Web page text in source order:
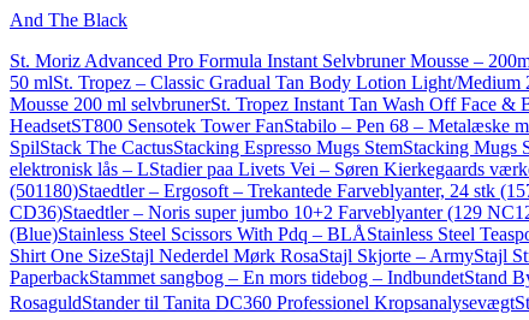
And The Black
St. Moriz Advanced Pro Formula Instant Selvbruner Mousse –
50 mlSt. Tropez – Classic Gradual Tan Body Lotion Light/Medium
Mousse 200 ml selvbrunerSt. Tropez Instant Tan Wash Off Face &
HeadsetST800 Sensotek Tower FanStabilo – Pen 68 – Metalæske
SpilStack The CactusStacking Espresso Mugs StemStacking Mugs
elektronisk lås – LStadier paa Livets Vei – Søren Kierkegaards
(501180)Staedtler – Ergosoft – Trekantede Farveblyanter, 24 stk
CD36)Staedtler – Noris super jumbo 10+2 Farveblyanter (129
(Blue)Stainless Steel Scissors With Pdq – BLÅStainless Steel
Shirt One SizeStajl Nederdel Mørk RosaStajl Skjorte – ArmyStajl
PaperbackStammet sangbog – En mors tidebog – IndbundetStand
RosaguldStander til Tanita DC360 Professionel Kropsanalysevægt